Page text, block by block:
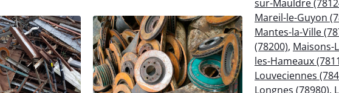
sur-Mauldre
Mareil-le-Guyon
Mantes-la-Ville
(78200), Maisons-
les-Hameaux
Louveciennes
Longnes (78980),